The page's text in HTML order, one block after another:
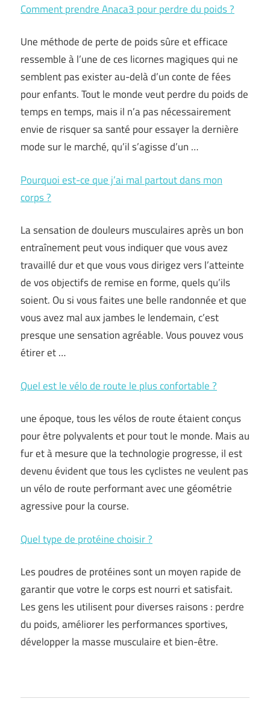
Comment prendre Anaca3 pour perdre du poids ?
Une méthode de perte de poids sûre et efficace
ressemble à l’une de ces licornes magiques qui ne
semblent pas exister au-delà d’un conte de fées
pour enfants. Tout le monde veut perdre du poids de
temps en temps, mais il n’a pas nécessairement
envie de risquer sa santé pour essayer la dernière
mode sur le marché, qu’il s’agisse d’un …
Pourquoi est-ce que j’ai mal partout dans mon
corps ?
La sensation de douleurs musculaires après un bon
entraînement peut vous indiquer que vous avez
travaillé dur et que vous vous dirigez vers l’atteinte
de vos objectifs de remise en forme, quels qu’ils
soient. Ou si vous faites une belle randonnée et que
vous avez mal aux jambes le lendemain, c’est
presque une sensation agréable. Vous pouvez vous
étirer et …
Quel est le vélo de route le plus confortable ?
une époque, tous les vélos de route étaient conçus
pour être polyvalents et pour tout le monde. Mais au
fur et à mesure que la technologie progresse, il est
devenu évident que tous les cyclistes ne veulent pas
un vélo de route performant avec une géométrie
agressive pour la course.
Quel type de protéine choisir ?
Les poudres de protéines sont un moyen rapide de
garantir que votre le corps est nourri et satisfait.
Les gens les utilisent pour diverses raisons : perdre
du poids, améliorer les performances sportives,
développer la masse musculaire et bien-être.